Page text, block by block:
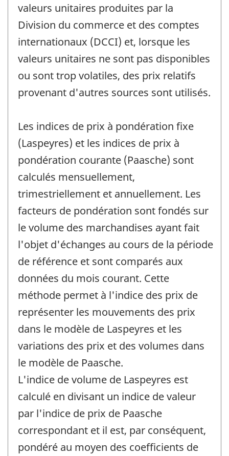
valeurs unitaires produites par la
Division du commerce et des comptes
internationaux (DCCI) et, lorsque les
valeurs unitaires ne sont pas disponibles
ou sont trop volatiles, des prix relatifs
provenant d'autres sources sont utilisés.
Les indices de prix à pondération fixe
(Laspeyres) et les indices de prix à
pondération courante (Paasche) sont
calculés mensuellement,
trimestriellement et annuellement. Les
facteurs de pondération sont fondés sur
le volume des marchandises ayant fait
l'objet d'échanges au cours de la période
de référence et sont comparés aux
données du mois courant. Cette
méthode permet à l'indice des prix de
représenter les mouvements des prix
dans le modèle de Laspeyres et les
variations des prix et des volumes dans
le modèle de Paasche.
L'indice de volume de Laspeyres est
calculé en divisant un indice de valeur
par l'indice de prix de Paasche
correspondant et il est, par conséquent,
pondéré au moyen des coefficients de